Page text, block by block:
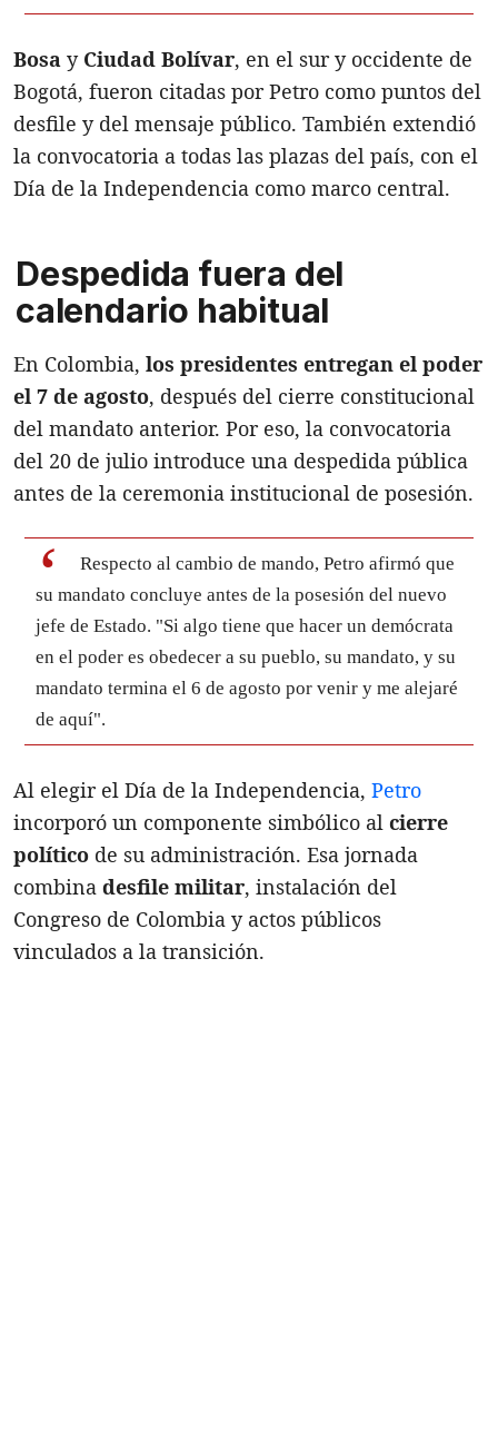
Bosa y Ciudad Bolívar, en el sur y occidente de
Bogotá, fueron citadas por Petro como puntos del
desfile y del mensaje público. También extendió
la convocatoria a todas las plazas del país, con el
Día de la Independencia como marco central.
Despedida fuera del
calendario habitual
En Colombia, los presidentes entregan el poder
el 7 de agosto, después del cierre constitucional
del mandato anterior. Por eso, la convocatoria
del 20 de julio introduce una despedida pública
antes de la ceremonia institucional de posesión.
Respecto al cambio de mando, Petro afirmó que
su mandato concluye antes de la posesión del nuevo
jefe de Estado. "Si algo tiene que hacer un demócrata
en el poder es obedecer a su pueblo, su mandato, y su
mandato termina el 6 de agosto por venir y me alejaré
de aquí".
Al elegir el Día de la Independencia, Petro
incorporó un componente simbólico al cierre
político de su administración. Esa jornada
combina desfile militar, instalación del
Congreso de Colombia y actos públicos
vinculados a la transición.